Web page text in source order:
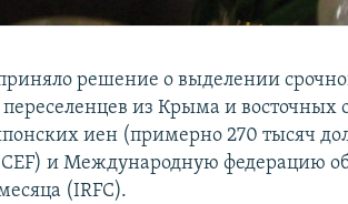
решение о выделении
из Крыма и восточных
иен (примерно 270 тысяч
и Международную федерацию
(IRFC).